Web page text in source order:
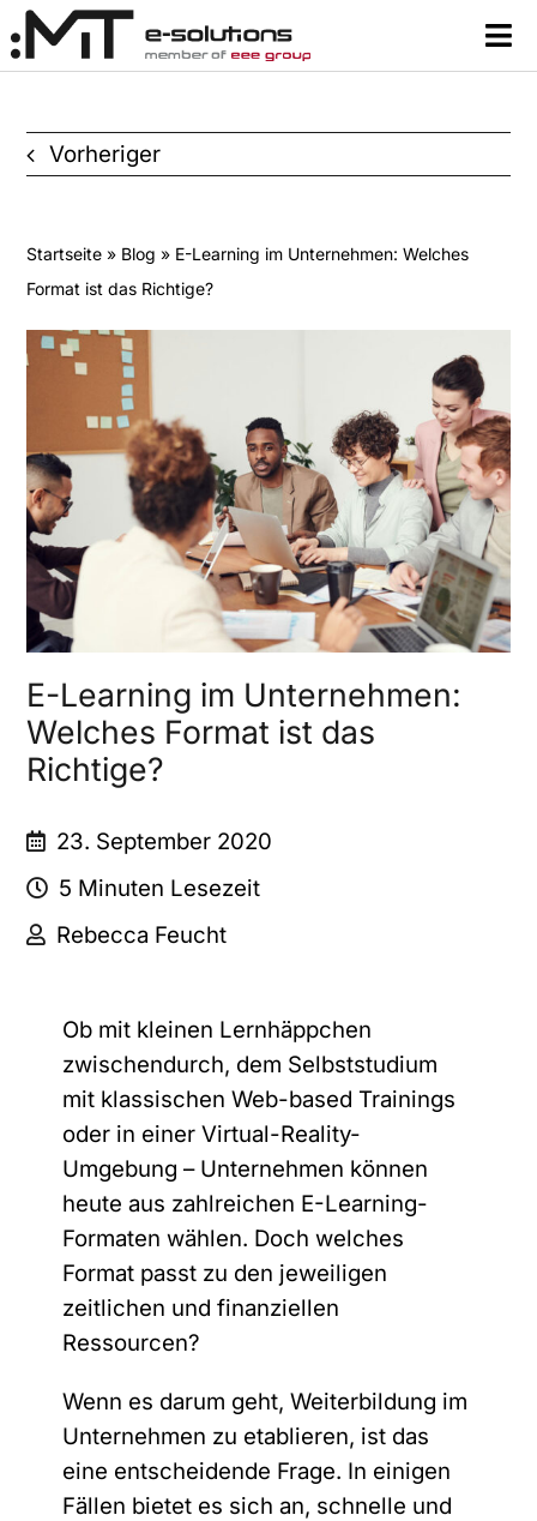
Zum
Inhalt
Lernsysteme & Tools
Kontakt
Suche
nach:
Vorheriger
Startseite » Blog » E-Learning im Unternehmen: Welches
Format ist das Richtige?
E-Learning im Unternehmen:
Welches Format ist das
Richtige?
23. September 2020
5 Minuten Lesezeit
Rebecca Feucht
Ob mit kleinen Lernhäppchen
zwischendurch, dem Selbststudium
mit klassischen Web-based Trainings
oder in einer Virtual-Reality-
Umgebung – Unternehmen können
heute aus zahlreichen E-Learning-
Formaten wählen. Doch welches
Format passt zu den jeweiligen
zeitlichen und finanziellen
Ressourcen?
Wenn es darum geht, Weiterbildung im
Unternehmen zu etablieren, ist das
eine entscheidende Frage. In einigen
Fällen bietet es sich an, schnelle und